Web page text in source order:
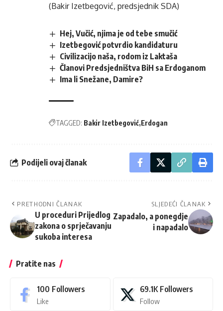
(Bakir Izetbegović, predsjednik SDA)
Hej, Vučić, njima je od tebe smučić
Izetbegović potvrdio kandidaturu
Civilizacijo naša, rodom iz Laktaša
Članovi Predsjedništva BiH sa Erdoganom
Ima li Snežane, Damire?
TAGGED: Bakir Izetbegović Erdogan
Podijeli ovaj članak
PRETHODNI ČLANAK
U proceduri Prijedlog
zakona o sprječavanju
sukoba interesa
SLJEDEĆI ČLANAK
Zapadalo, a ponegdje
i napadalo
Pratite nas
100 Followers
Like
69.1K Followers
Follow